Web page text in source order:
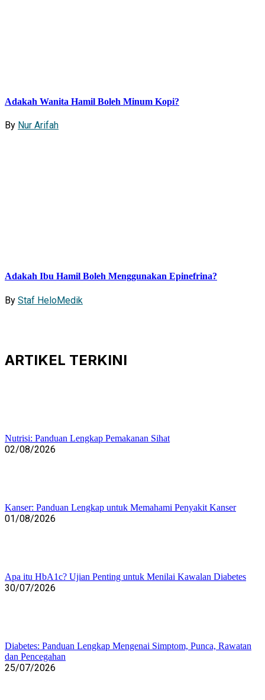
Adakah Wanita Hamil Boleh Minum Kopi?
By Nur Arifah
Adakah Ibu Hamil Boleh Menggunakan Epinefrina?
By Staf HeloMedik
ARTIKEL TERKINI
Nutrisi: Panduan Lengkap Pemakanan Sihat
02/08/2026
Kanser: Panduan Lengkap untuk Memahami Penyakit Kanser
01/08/2026
Apa itu HbA1c? Ujian Penting untuk Menilai Kawalan Diabetes
30/07/2026
Diabetes: Panduan Lengkap Mengenai Simptom, Punca, Rawatan
dan Pencegahan
25/07/2026